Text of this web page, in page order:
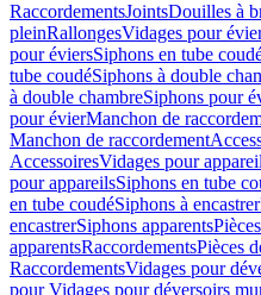
RaccordementsJointsDouilles à
pleinRallongesVidages pour
pour éviersSiphons en tube
tube coudéSiphons à double
à double chambreSiphons pour
pour évierManchon de
Manchon de raccordement
AccessoiresVidages pour
pour appareilsSiphons en tube
en tube coudéSiphons à encastrer
encastrerSiphons apparents
apparentsRaccordementsPièces
RaccordementsVidages pour
pour Vidages pour déversoirs